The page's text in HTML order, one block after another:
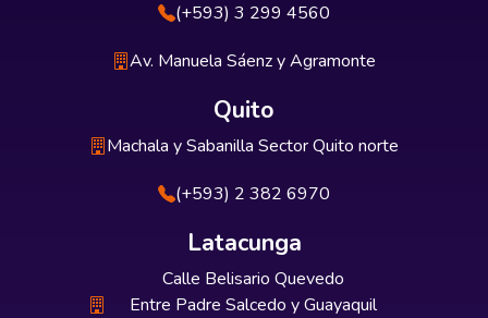
(+593) 3 299 4560
Av. Manuela Sáenz y Agramonte
Quito
Machala y Sabanilla Sector Quito norte
(+593) 2 382 6970
Latacunga
Calle Belisario Quevedo
Entre Padre Salcedo y Guayaquil